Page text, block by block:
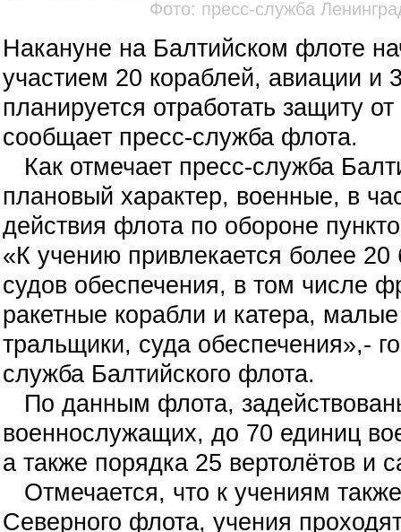
Фото: пресс-служба
Накануне на Балтийском флоте
участием 20 кораблей, авиации и
планируется отработать защиту
сообщает пресс-служба флота.
Как отмечает пресс-служба
плановый характер, военные, в
действия флота по обороне
«К учению привлекается более
судов обеспечения, в том числе
ракетные корабли и катера,
тральщики, суда обеспечения»,-
служба Балтийского флота.
По данным флота,
военнослужащих, до 70 единиц
а также порядка 25 вертолётов и
Отмечается, что к учениям
Северного флота, учения